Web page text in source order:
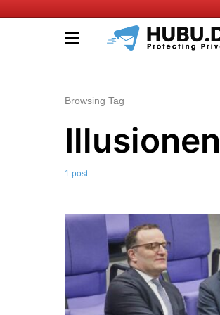
Browsing Tag
Illusionen
1 post